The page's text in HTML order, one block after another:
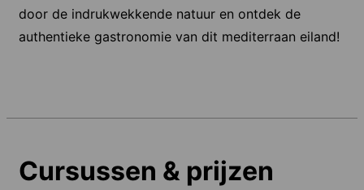
door de indrukwekkende natuur en ontdek de
authentieke gastronomie van dit mediterraan eiland!
Cursussen & prijzen